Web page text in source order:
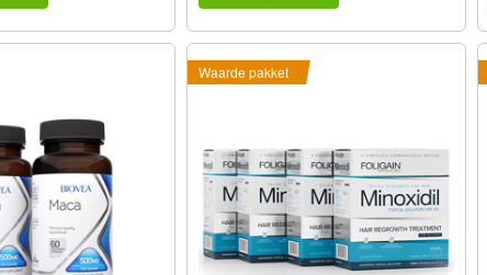
Waarde pakket